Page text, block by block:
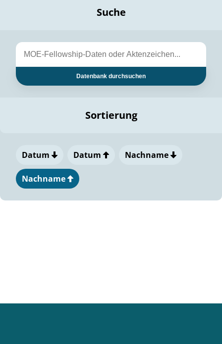
Suche
Datenbank durchsuchen
Sortierung
Datum Datum Nachname
Nachname